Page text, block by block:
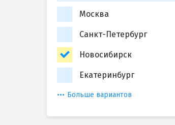
Москва
Санкт-Петербург
Новосибирск
Екатеринбург
Больше вариантов